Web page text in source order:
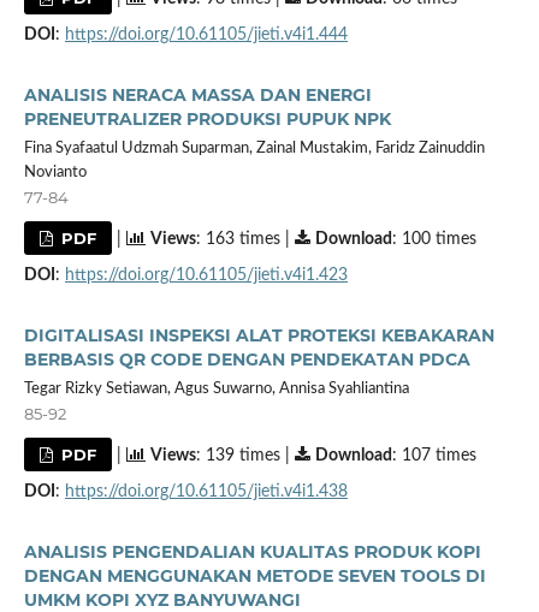
DOI : https://doi.org/10.61105/jieti.v4i1.444
ANALISIS NERACA MASSA DAN ENERGI
PRENEUTRALIZER PRODUKSI PUPUK NPK
Fina Syafaatul Udzmah Suparman, Zainal Mustakim, Faridz Zainuddin
Novianto
77-84
PDF Views: 163 times | Download : 100 times
DOI : https://doi.org/10.61105/jieti.v4i1.423
DIGITALISASI INSPEKSI ALAT PROTEKSI KEBAKARAN
BERBASIS QR CODE DENGAN PENDEKATAN PDCA
Tegar Rizky Setiawan, Agus Suwarno, Annisa Syahliantina
85-92
PDF Views: 139 times | Download : 107 times
DOI : https://doi.org/10.61105/jieti.v4i1.438
ANALISIS PENGENDALIAN KUALITAS PRODUK KOPI
DENGAN MENGGUNAKAN METODE SEVEN TOOLS DI
UMKM KOPI XYZ BANYUWANGI